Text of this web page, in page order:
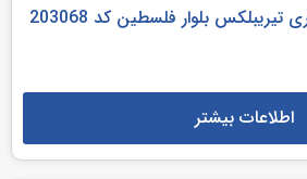
اطلاعات بیشتر